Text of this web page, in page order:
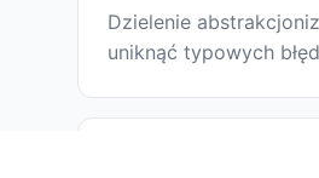
Dzielenie
uniknąć typowych